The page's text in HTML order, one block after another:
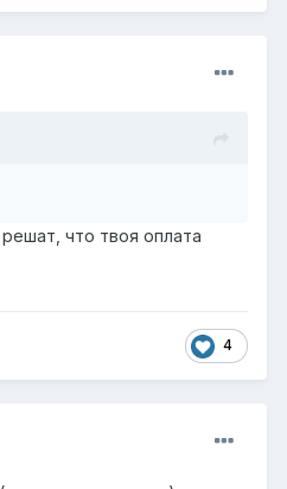
что твоя оплата
4